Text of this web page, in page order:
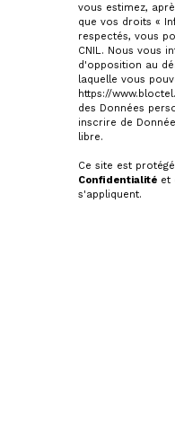
vous estimez,
que vos droits «
respectés, vous
CNIL. Nous vous
d'opposition au
laquelle vous
https://
des Données
inscrire de
libre.
Ce site est protégé
Confidentialitéet
s'appliquent.